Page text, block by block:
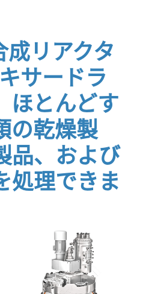
成リアクタ
サードラ
ほとんどす
の乾燥製
品、および
処理できま